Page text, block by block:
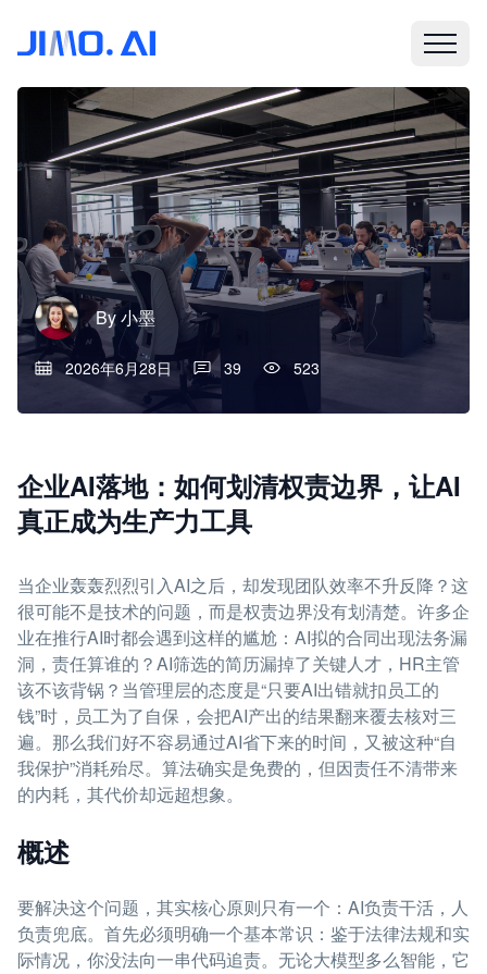
By小墨
2026年6月28日 39 523
企业AI落地：如何划清权责边界，让AI
真正成为生产力工具
当企业轰轰烈烈引入AI之后，却发现团队效率不升反降？这
很可能不是技术的问题，而是权责边界没有划清楚。许多企
业在推行AI时都会遇到这样的尴尬：AI拟的合同出现法务漏
洞，责任算谁的？AI筛选的简历漏掉了关键人才，HR主管
该不该背锅？当管理层的态度是“只要AI出错就扣员工的
钱”时，员工为了自保，会把AI产出的结果翻来覆去核对三
遍。那么我们好不容易通过AI省下来的时间，又被这种“自
我保护”消耗殆尽。算法确实是免费的，但因责任不清带来
的内耗，其代价却远超想象。
概述
要解决这个问题，其实核心原则只有一个：AI负责干活，人
负责兜底。首先必须明确一个基本常识：鉴于法律法规和实
际情况，你没法向一串代码追责。无论大模型多么智能，它